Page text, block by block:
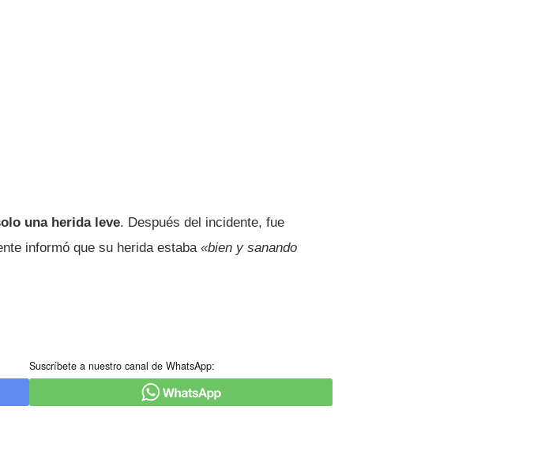
una herida leve. Después del incidente, fue
informó que su herida estaba «bien y sanando
Suscríbete a nuestro canal de WhatsApp: